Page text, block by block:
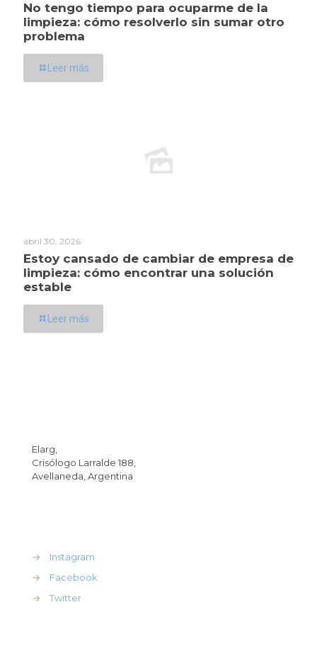
No tengo tiempo para ocuparme de la
limpieza: cómo resolverlo sin sumar otro
problema
Leer más
abril 30, 2026
Estoy cansado de cambiar de empresa de
limpieza: cómo encontrar una solución
estable
Leer más
Elarg,
Crisólogo Larralde 188,
Avellaneda, Argentina
→
Instagram
→
Facebook
→
Twitter